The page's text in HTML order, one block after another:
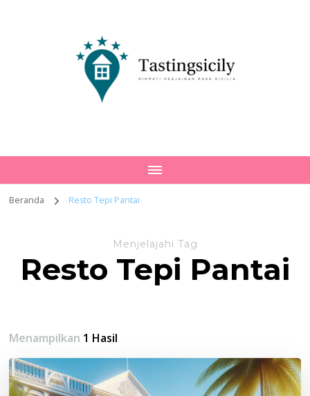
Beranda Resto Tepi Pantai
Menjelajahi Tag
Resto Tepi Pantai
Menampilkan 1 Hasil